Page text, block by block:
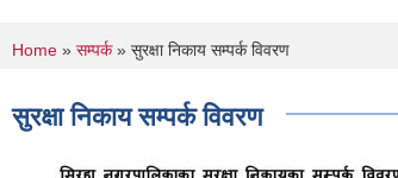
You are here
Home » सम्पर्क» सुरक्षा निकाय सम्पर्क विवरण
सुरक्षा निकाय सम्पर्क विवरण